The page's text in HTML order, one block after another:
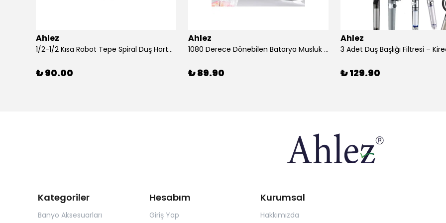
Ahlez
1/2-1/2 Kısa Robot Tepe Spiral Duş Hortumu 60cm
₺ 90.00
Ahlez
1080 Derece Dönebilen Batarya Musluk Başlığı Krom Batarya 2 Fonksiyonlu Musluk Başlığı
₺ 89.90
Ahlez
₺ 129.90
Kategoriler
Banyo Aksesuarları
Hesabım
Giriş Yap
Kurumsal
Hakkımızda